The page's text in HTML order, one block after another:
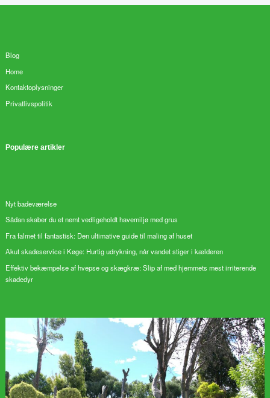
Blog
Home
Kontaktoplysninger
Privatlivspolitik
Populære artikler
Nyt badeværelse
Sådan skaber du et nemt vedligeholdt havemiljø med grus
Fra falmet til fantastisk: Den ultimative guide til maling af huset
Akut skadeservice i Køge: Hurtig udrykning, når vandet stiger i kælderen
Effektiv bekæmpelse af hvepse og skægkræ: Slip af med hjemmets mest irriterende
skadedyr